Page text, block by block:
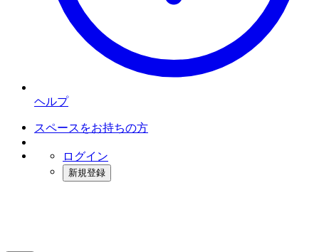
ヘルプ
スペースをお持ちの方
ログイン
新規登録